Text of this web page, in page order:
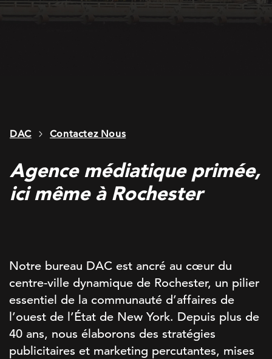
DAC Contactez Nous
Agence médiatique primée,
ici même à Rochester
Notre bureau DAC est ancré au cœur du
centre-ville dynamique de Rochester, un pilier
essentiel de la communauté d’affaires de
l’ouest de l’État de New York. Depuis plus de
40 ans, nous élaborons des stratégies
publicitaires et marketing percutantes, mises